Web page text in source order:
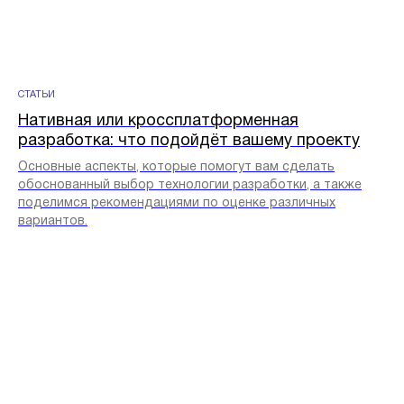
СТАТЬИ
Нативная или кроссплатформенная
разработка: что подойдёт вашему проекту
Основные аспекты, которые помогут вам сделать
обоснованный выбор технологии разработки, а также
поделимся рекомендациями по оценке различных
вариантов.